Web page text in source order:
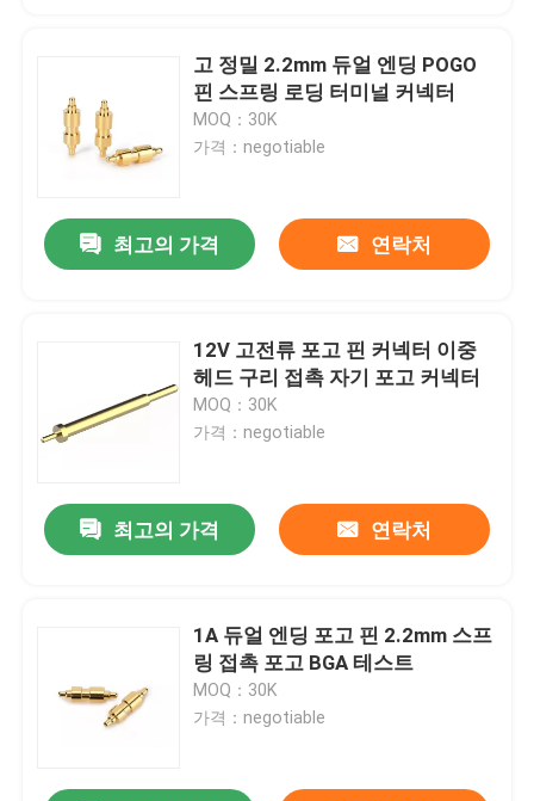
집
우리에 대하여
고 정밀 2.2mm 듀얼 엔딩 POGO
핀 스프링 로딩 터미널 커넥터
MOQ：30K
가격：negotiable
최고의 가격 연락처
12V 고전류 포고 핀 커넥터 이중
헤드 구리 접촉 자기 포고 커넥터
MOQ：30K
가격：negotiable
최고의 가격 연락처
1A 듀얼 엔딩 포고 핀 2.2mm 스프
링 접촉 포고 BGA 테스트
MOQ：30K
가격：negotiable